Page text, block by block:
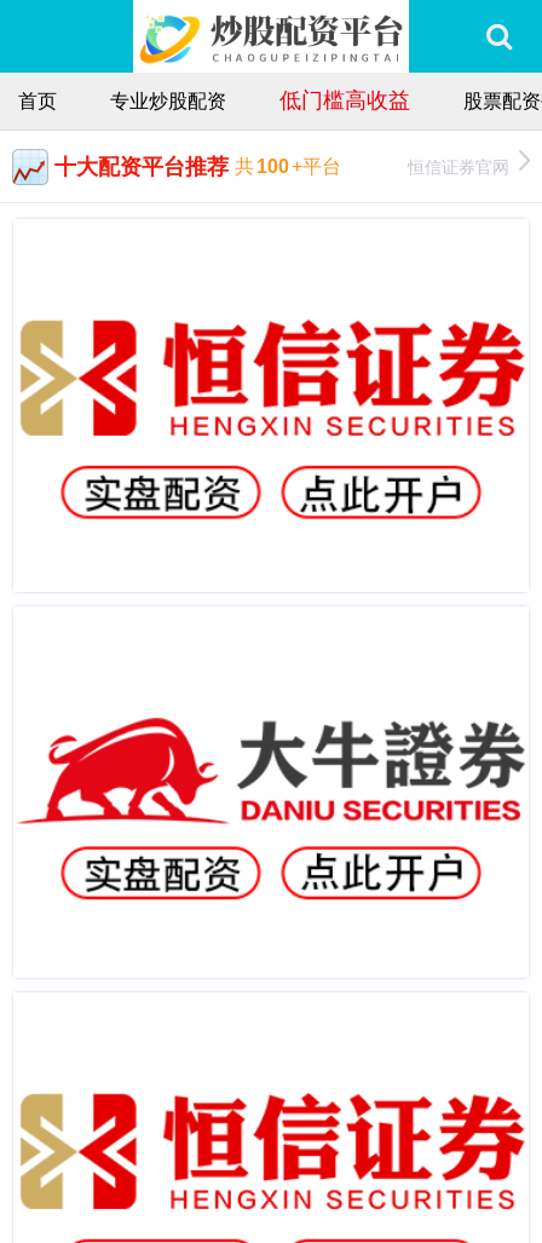
首页 专业炒股配资 低门槛高收益 股票配
十大配资平台推荐 共100+平台 恒信证券官网